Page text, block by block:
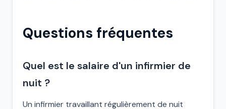
Questions fréquentes
Quel est le salaire d'un infirmier de
nuit ?
Un infirmier travaillant régulièrement de nuit